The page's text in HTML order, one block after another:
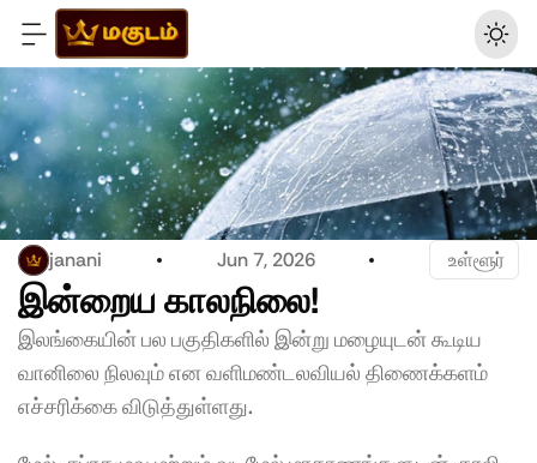
janani Jun 7, 2026 உள்ளூர்
இன்றைய காலநிலை!
இலங்கையின் பல பகுதிகளில் இன்று மழையுடன் கூடிய
வானிலை நிலவும் என வளிமண்டலவியல் திணைக்களம்
எச்சரிக்கை விடுத்துள்ளது.